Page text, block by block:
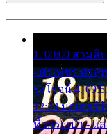
1. 00:00 สามสิ
- ศรเพชร ศรสุ
รุ่งโรจน์ 4.
12:23 มอเตอ
หิ้วกระเป๋า - แ